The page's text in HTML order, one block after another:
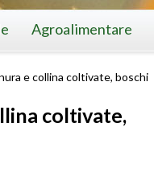
Agroalimentare
e collina coltivate, boschi
coltivate,